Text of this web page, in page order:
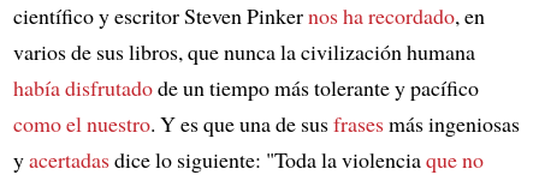
científico y escritor Steven Pinkernos ha recordado, en
varios de sus libros, que nunca la civilización humana
había disfrutadode un tiempo más tolerante y pacífico
como el nuestro. Y es que una de susfrasesmás ingeniosas
yacertadasdice lo siguiente: "Toda la violenciaque no